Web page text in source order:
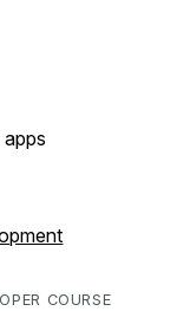
COURSE